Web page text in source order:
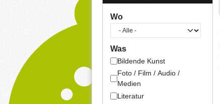
Wo
Was
Bildende Kunst
Foto / Film / Audio /
Medien
Literatur